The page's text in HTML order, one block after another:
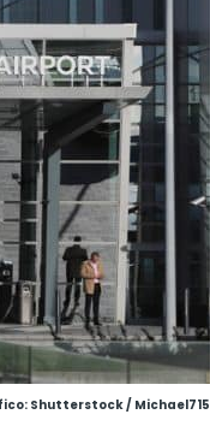
Shutterstock / Michael715